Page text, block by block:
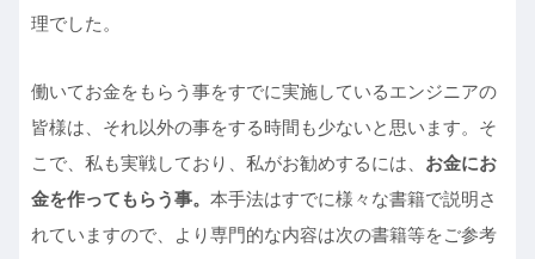
理でした。
働いてお金をもらう事をすでに実施しているエンジニアの
皆様は、それ以外の事をする時間も少ないと思います。そ
こで、私も実戦しており、私がお勧めするには、 お金にお
金を作ってもらう事。 本手法はすでに様々な書籍で説明さ
れていますので、より専門的な内容は次の書籍等をご参考